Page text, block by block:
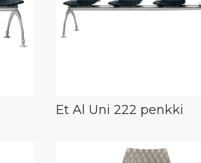
Et Al Uni 222 penkki